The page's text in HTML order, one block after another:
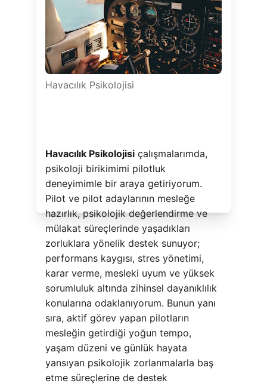
Havacılık Psikolojisi
Havacılık Psikolojisi çalışmalarımda,
psikoloji birikimimi pilotluk
deneyimimle bir araya getiriyorum.
Pilot ve pilot adaylarının mesleğe
hazırlık, psikolojik değerlendirme ve
mülakat süreçlerinde yaşadıkları
zorluklara yönelik destek sunuyor;
performans kaygısı, stres yönetimi,
karar verme, mesleki uyum ve yüksek
sorumluluk altında zihinsel dayanıklılık
konularına odaklanıyorum. Bunun yanı
sıra, aktif görev yapan pilotların
mesleğin getirdiği yoğun tempo,
yaşam düzeni ve günlük hayata
yansıyan psikolojik zorlanmalarla baş
etme süreçlerine de destek